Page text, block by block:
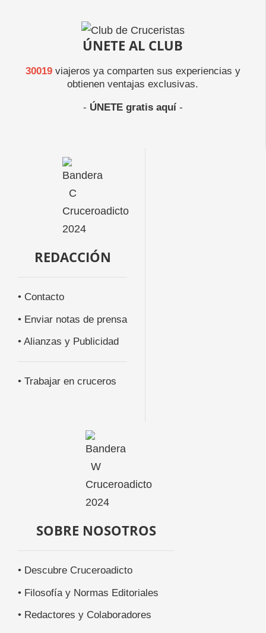
ÚNETE AL CLUB
30019viajeros ya comparten sus experiencias y
obtienen ventajas exclusivas.
- ÚNETE gratis aquí-
REDACCIÓN
• Contacto
• Enviar notas de prensa
• Alianzas y Publicidad
• Trabajar en cruceros
SOBRE NOSOTROS
• Descubre Cruceroadicto
• Filosofía y Normas Editoriales
• Redactores y Colaboradores